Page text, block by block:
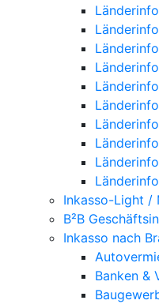
Inkasso-Light /
B²B
Inkasso nach
Banken &